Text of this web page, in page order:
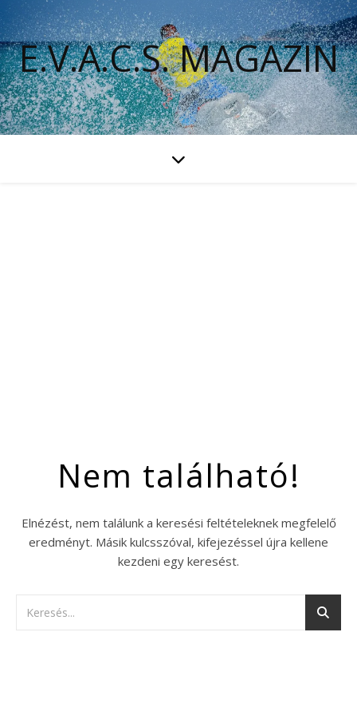
E.V.A.C.S. MAGAZIN
Nem található!
Elnézést, nem találunk a keresési feltételeknek megfelelő
eredményt. Másik kulcsszóval, kifejezéssel újra kellene
kezdeni egy keresést.